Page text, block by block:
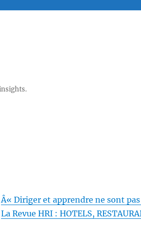
Â« Diriger et apprendre ne sont
La Revue HRI : HOTELS,